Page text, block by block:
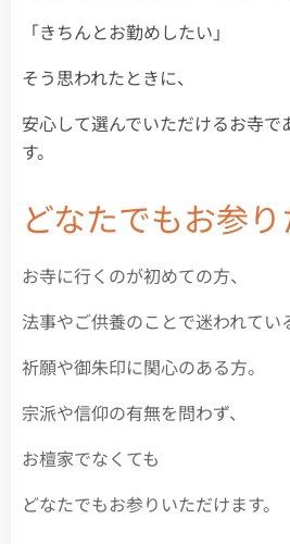
「きちんとお勤めしたい」
そう思われたときに、
安心して選んでいただけるお寺で
す。
どなたでもお参
お寺に行くのが初めての方、
法事やご供養のことで迷われてい
祈願や御朱印に関心のある方。
宗派や信仰の有無を問わず、
お檀家でなくても
どなたでもお参りいただけます。